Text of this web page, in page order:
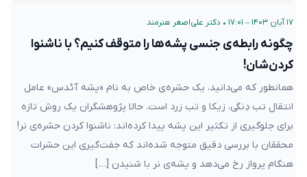
۱۷ آبان ۱۴۰۳ – ۱۷:۰۱ • دکتر علی‌اصغر هنرمند
چگونه رابطه‌ی جنسی پشه‌ها را متوقف کنیم؟ با ناشنوا
کردن‌شان!
همانطور که می‌دانید، یک حشره‌ی خاص به نام «پشه آئدس» عامل
انتقال تب دِنگی، زیکا و تب زرد است. حالا پژوهشگران یک روش تازه
برای جلوگیری از تکثیر این پشه پیدا کرده‌اند: ناشنوا کردن حشره‌ی نر!
محققان با بررسی دقیق متوجه شده‌اند که جفت‌گیری این حشرات
هنگام پرواز رخ می‌دهد و پشه‌ی نر با شنیدن […]